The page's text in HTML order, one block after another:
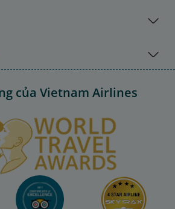
của Vietnam Airlines